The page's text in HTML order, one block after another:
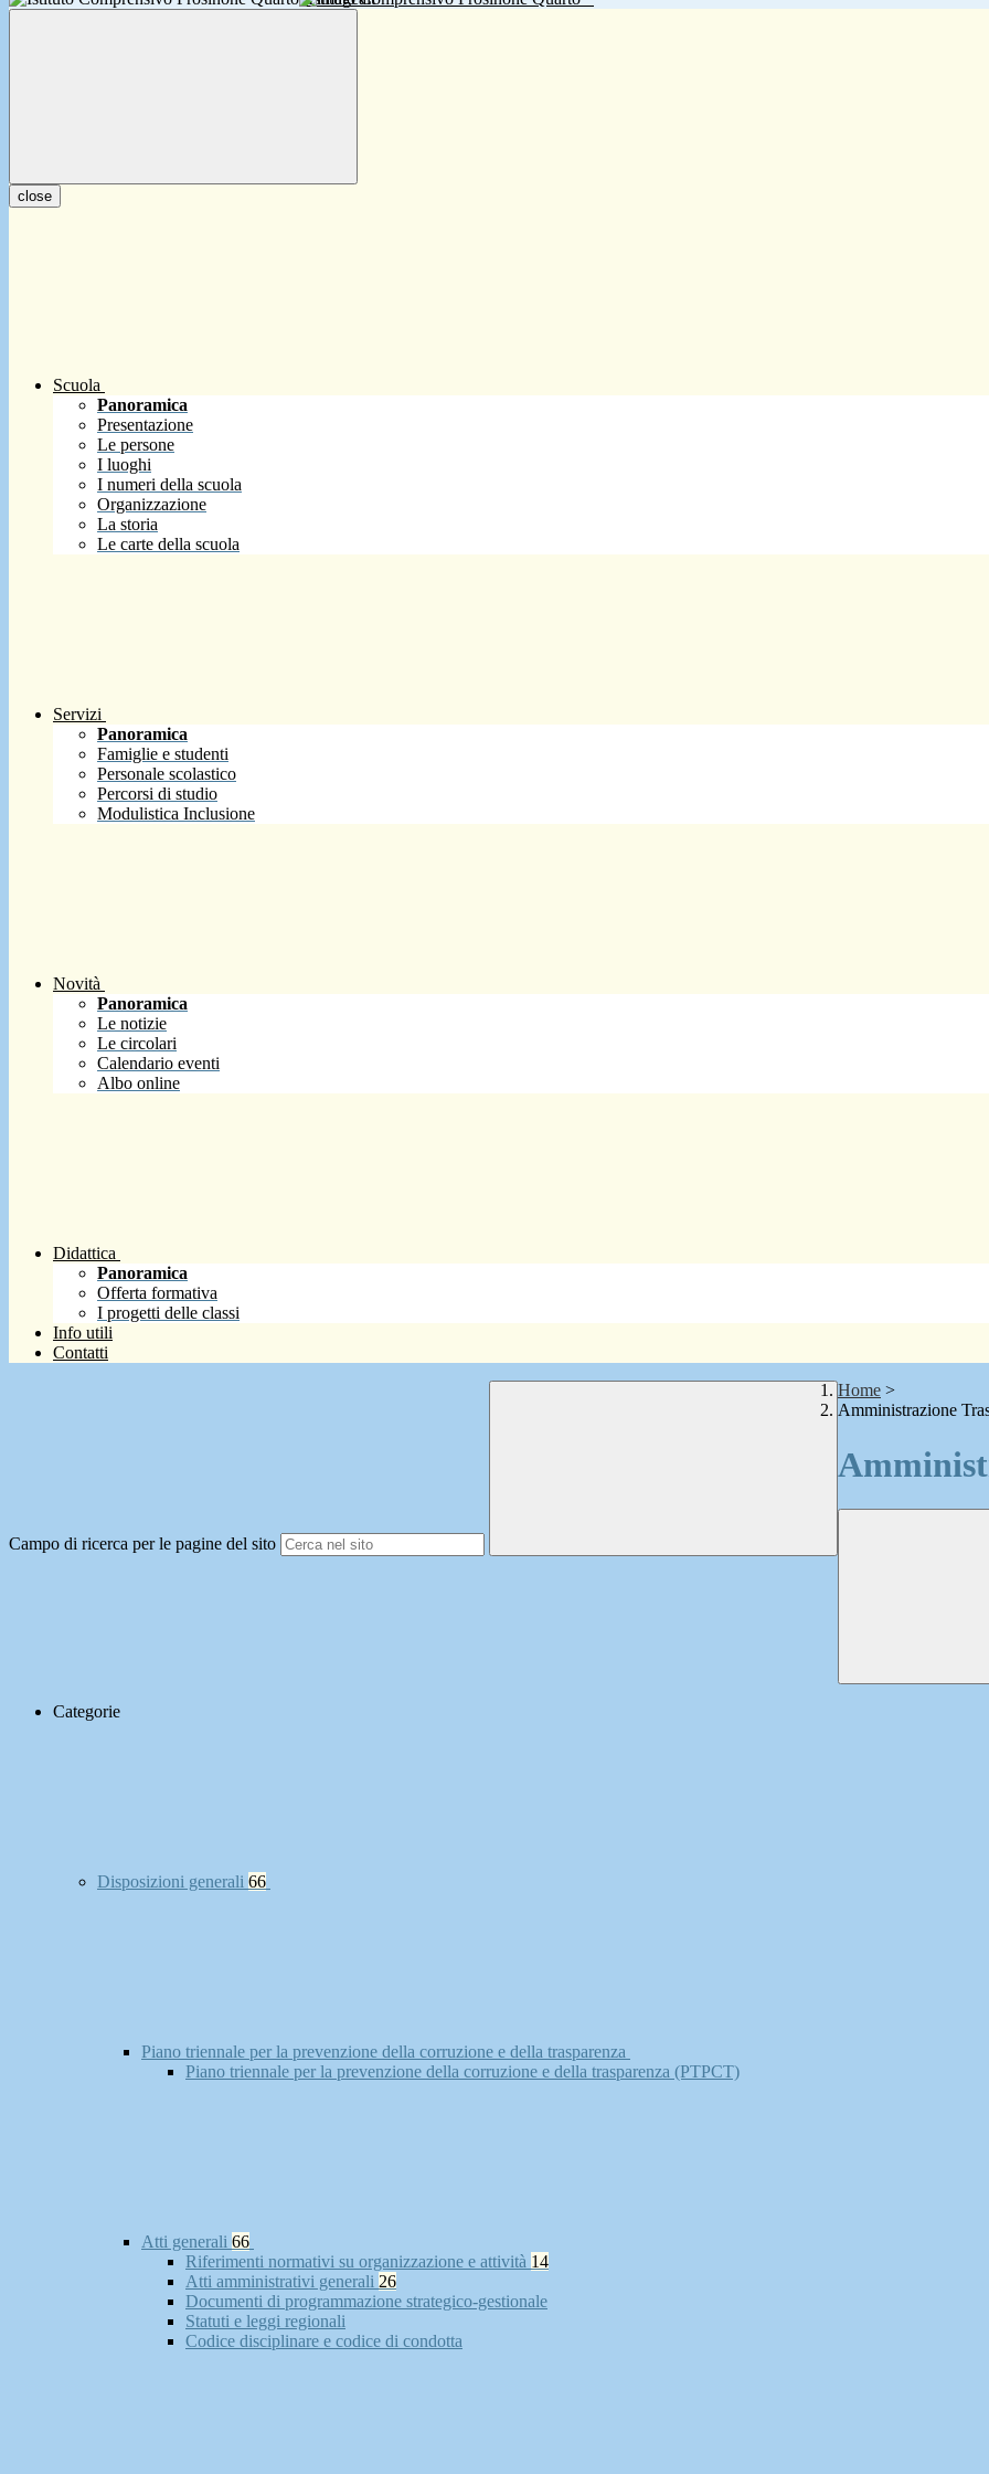
close
Scuola
Panoramica
Presentazione
Le persone
I luoghi
I numeri della scuola
Organizzazione
La storia
Le carte della scuola
Servizi
Panoramica
Famiglie e studenti
Personale scolastico
Percorsi di studio
Modulistica Inclusione
Novità
Panoramica
Le notizie
Le circolari
Calendario eventi
Albo online
Didattica
Panoramica
Offerta formativa
I progetti delle classi
Info utili
Contatti
Campo di ricerca per le pagine del sito
Home >
Amministrazione
Categorie
Disposizioni generali 66
Piano triennale per la prevenzione della corruzione e della trasparenza
Piano triennale per la prevenzione della corruzione e della trasparenza (PTPCT)
Atti generali 66
Riferimenti normativi su organizzazione e attività 14
Atti amministrativi generali 26
Documenti di programmazione strategico-gestionale
Statuti e leggi regionali
Codice disciplinare e codice di condotta